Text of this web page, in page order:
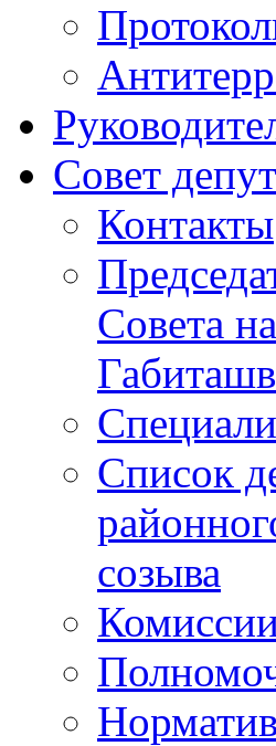
Совет
Контакты
Совета
Список
созыва